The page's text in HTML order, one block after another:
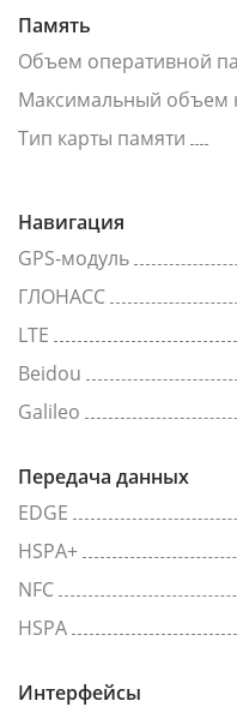
Память
Объем оперативной
Максимальный объем
Тип карты памяти
Навигация
GPS-модуль
ГЛОНАСС
LTE
Beidou
Galileo
Передача данных
EDGE
HSPA+
NFC
HSPA
Интерфейсы